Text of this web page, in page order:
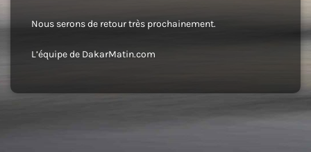
Nous serons de retour très prochainement.
L’équipe de DakarMatin.com